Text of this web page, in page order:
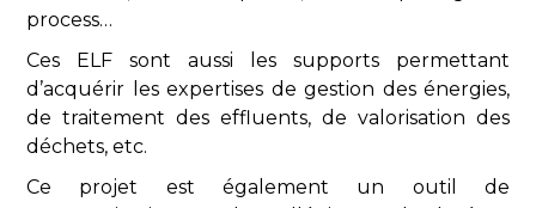
process…
Ces ELF sont aussi les supports permettant
d’acquérir les expertises de gestion des énergies,
de traitement des effluents, de valorisation des
déchets, etc.
Ce projet est également un outil de